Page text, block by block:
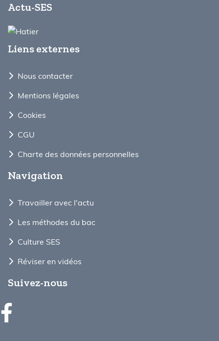
Actu-SES
Liens externes
Nous contacter
Mentions légales
Cookies
CGU
Charte des données personnelles
Navigation
Travailler avec l'actu
Les méthodes du bac
Culture SES
Réviser en vidéos
Suivez-nous